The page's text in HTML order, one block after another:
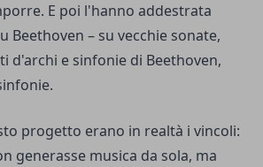
E poi l'hanno addestrata
Beethoven – su vecchie sonate,
d'archi e sinfonie di Beethoven,
progetto erano in realtà i vincoli:
generasse musica da sola, ma